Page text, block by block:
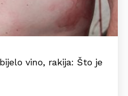
vino, rakija: Što je